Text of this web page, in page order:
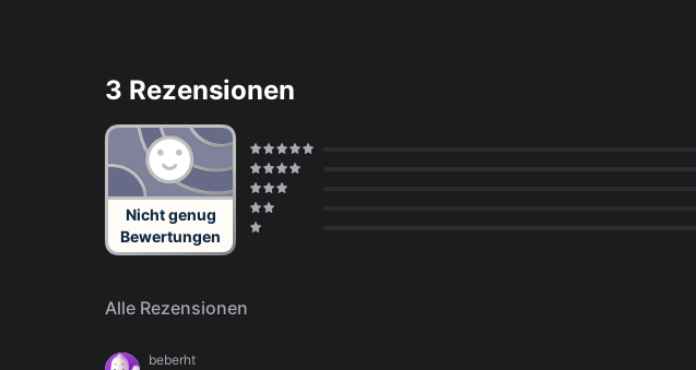
3 Rezensionen
Nicht genug
Bewertungen
Alle Rezensionen
beberht